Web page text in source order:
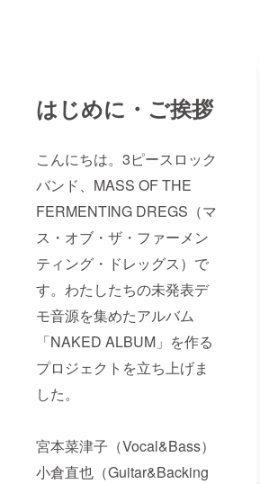
はじめに・ご挨拶
こんにちは。3ピースロック
バンド、MASS OF THE
FERMENTING DREGS（マ
ス・オブ・ザ・ファーメン
ティング・ドレッグス）で
す。わたしたちの未発表デ
モ音源を集めたアルバム
「NAKED ALBUM」を作る
プロジェクトを立ち上げま
した。
宮本菜津子（Vocal&Bass）
小倉直也（Guitar&Backing